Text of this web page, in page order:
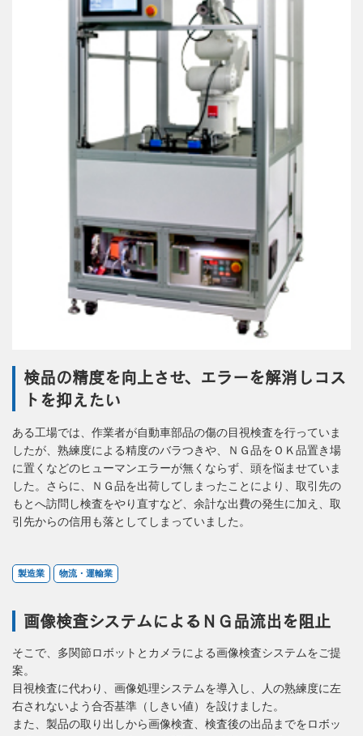
検品の精度を向上させ、エラーを解消しコス
トを抑えたい
ある工場では、作業者が自動車部品の傷の目視検査を行っていま
したが、熟練度による精度のバラつきや、ＮＧ品をＯＫ品置き場
に置くなどのヒューマンエラーが無くならず、頭を悩ませていま
した。さらに、ＮＧ品を出荷してしまったことにより、取引先の
もとへ訪問し検査をやり直すなど、余計な出費の発生に加え、取
引先からの信用も落としてしまっていました。
製造業 物流・運輸業
画像検査システムによるＮＧ品流出を阻止
そこで、多関節ロボットとカメラによる画像検査システムをご提
案。
目視検査に代わり、画像処理システムを導入し、人の熟練度に左
右されないよう合否基準（しきい値）を設けました。
また、製品の取り出しから画像検査、検査後の出品までをロボッ